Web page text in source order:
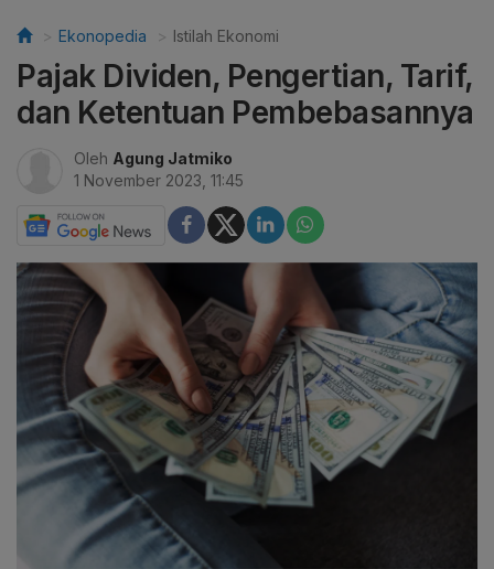
Ekonopedia Istilah Ekonomi
Pajak Dividen, Pengertian, Tarif,
dan Ketentuan Pembebasannya
Oleh Agung Jatmiko
1 November 2023, 11:45